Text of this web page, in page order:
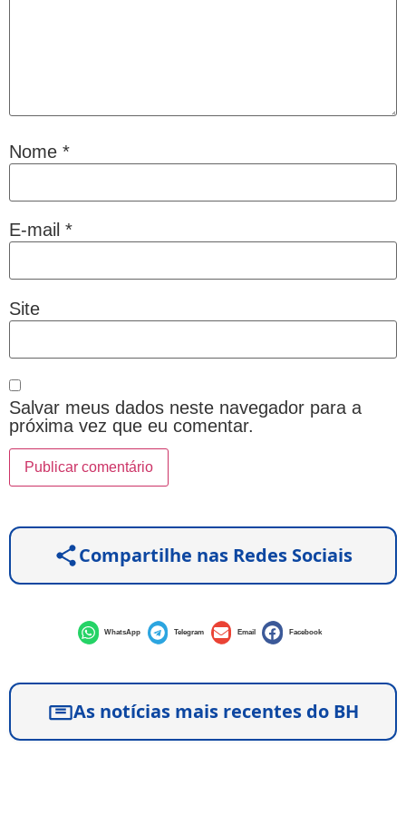
Nome *
E-mail *
Site
Salvar meus dados neste navegador para a
próxima vez que eu comentar.
Compartilhe nas Redes Sociais
WhatsApp Telegram Email Facebook
As notícias mais recentes do BH